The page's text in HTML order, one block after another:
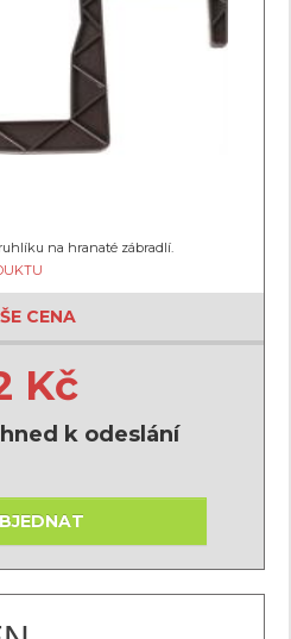
na hranaté zábradlí.
CENA
Kč
k odeslání